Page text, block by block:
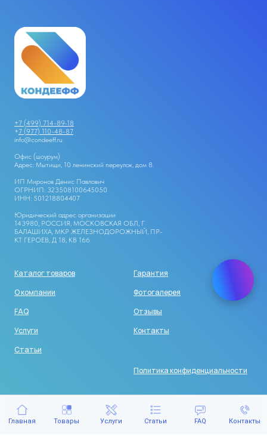
Главная Товары Услуги Статьи FAQ Контакты
+7 (499) 714-89-18
+7 (977) 110-48-87
info@condeeff.ru
Офис (шоурум)
Адрес: Мытищи, 10 ленинский переулок, дом 8.
ИП Миронов Денис Павлович
ОГРНИП: 323508100645050
ИНН: 501218804407
Юридический адрес организации
143980, РОССИЯ, МОСКОВСКАЯ ОБЛ, Г
БАЛАШИХА, МКР ЖЕЛЕЗНОДОРОЖНЫЙ, ПР-
КТ ГЕРОЕВ, Д 18, КВ 166
Каталог товаров
О компании
FAQ
Услуги
Статьи
Гарантия
Фотогалерея
Отзывы
Контакты
Политика конфиденциальности